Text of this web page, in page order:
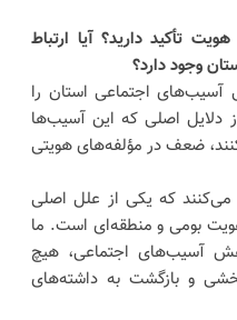
تأکید دارید؟ آیا ارتباط
وجود دارد؟
اجتماعی استان را
دلایل اصلی که این آسیب‌ها
ضعف در مؤلفه‌های هویتی
که یکی از علل اصلی
بومی و منطقه‌ای است. ما
آسیب‌های اجتماعی، هیچ
و بازگشت به داشته‌های